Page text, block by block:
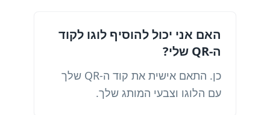
האם אני יכול להוסיף לוגו לקוד
ה-QR שלי?
כן. התאם אישית את קוד ה-QR שלך
עם הלוגו וצבעי המותג שלך.